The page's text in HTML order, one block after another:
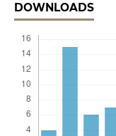
DOWNLOADS